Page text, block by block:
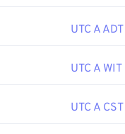
UTC A ADT
UTC A WIT
UTC A CST